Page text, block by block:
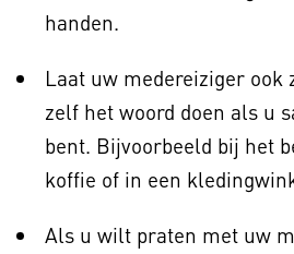
handen.
Laat uw medereiziger ook
zelf het woord doen als u
bent. Bijvoorbeeld bij het
koffie of in een
Als u wilt praten met uw